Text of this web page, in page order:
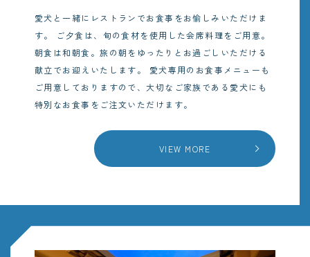
愛犬と一緒にレストランでお食事をお愉しみいただけま
す。
ご夕食は、旬の食材を使用した会席料理をご用意。
朝食は和朝食。旅の朝をゆったりとお過ごしいただける
献立でお迎えいたします。
愛犬専用のお食事メニューも
ご用意しておりますので、大切なご家族である愛犬にも
特別なお食事をご注文いただけます。
VIEW MORE